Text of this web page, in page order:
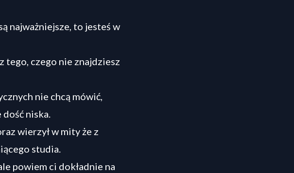
najważniejsze, to jesteś w
tego, czego nie znajdziesz
nie chcą mówić,
niska.
wierzył w mity że z
studia.
powiem ci dokładnie na